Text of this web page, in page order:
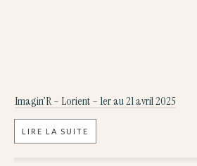
Imagin’R – Lorient – 1er au 21 avril 2025
LIRE LA SUITE